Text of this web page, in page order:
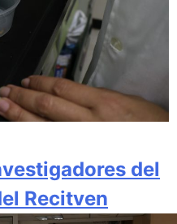
del
Recitven